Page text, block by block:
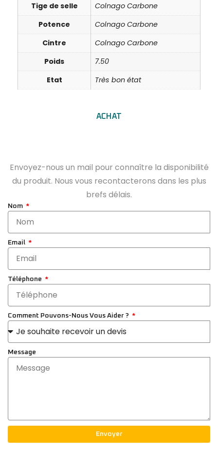
Tige de selle
Colnago Carbone
Potence
Colnago Carbone
Cintre
Colnago Carbone
Poids
7.50
Etat
Très bon état
ACHAT
Envoyez-nous un mail pour connaître la disponibilité
du produit. Nous vous recontacterons dans les plus
brefs délais.
Nom
Email
Téléphone
Comment Pouvons-Nous Vous Aider ?
Message
Envoyer